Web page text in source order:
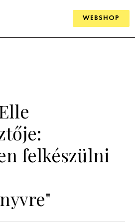
WEBSHOP
felkészülni